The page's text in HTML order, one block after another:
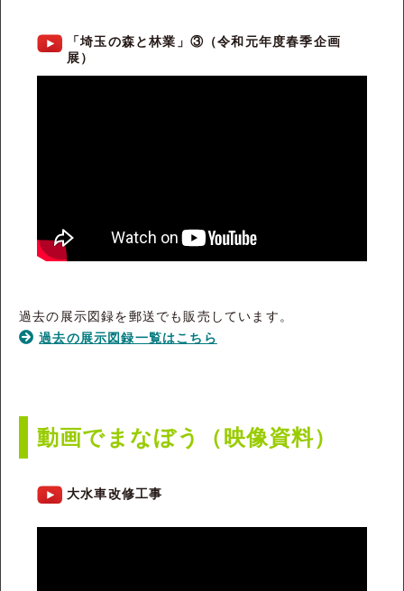
「埼玉の森と林業」③（令和元年度春季企画
展）
過去の展示図録を郵送でも販売しています。
過去の展示図録一覧はこちら
動画でまなぼう（映像資料）
大水車改修工事